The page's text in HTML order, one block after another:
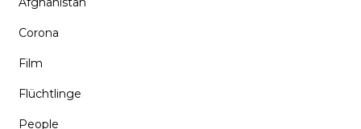
Corona
Film
Flüchtlinge
People